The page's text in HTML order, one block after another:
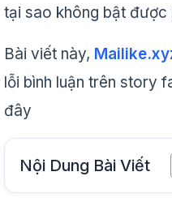
tại sao không bật
Bài viết này,
lỗi bình luận trên story
đây
Nội Dung Bài Viết